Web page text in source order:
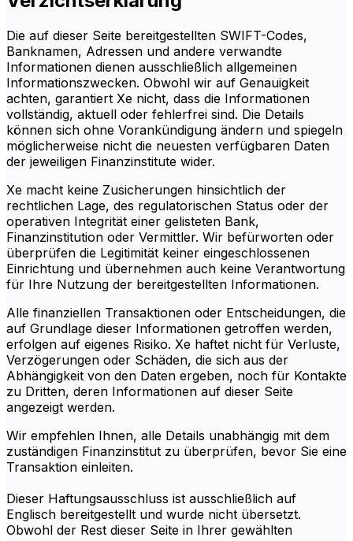
Die auf dieser Seite bereitgestellten SWIFT-Codes,
Banknamen, Adressen und andere verwandte
Informationen dienen ausschließlich allgemeinen
Informationszwecken. Obwohl wir auf Genauigkeit
achten, garantiert Xe nicht, dass die Informationen
vollständig, aktuell oder fehlerfrei sind. Die Details
können sich ohne Vorankündigung ändern und spiegeln
möglicherweise nicht die neuesten verfügbaren Daten
der jeweiligen Finanzinstitute wider.
Xe macht keine Zusicherungen hinsichtlich der
rechtlichen Lage, des regulatorischen Status oder der
operativen Integrität einer gelisteten Bank,
Finanzinstitution oder Vermittler. Wir befürworten oder
überprüfen die Legitimität keiner eingeschlossenen
Einrichtung und übernehmen auch keine Verantwortung
für Ihre Nutzung der bereitgestellten Informationen.
Alle finanziellen Transaktionen oder Entscheidungen, die
auf Grundlage dieser Informationen getroffen werden,
erfolgen auf eigenes Risiko. Xe haftet nicht für Verluste,
Verzögerungen oder Schäden, die sich aus der
Abhängigkeit von den Daten ergeben, noch für Kontakte
zu Dritten, deren Informationen auf dieser Seite
angezeigt werden.
Wir empfehlen Ihnen, alle Details unabhängig mit dem
zuständigen Finanzinstitut zu überprüfen, bevor Sie eine
Transaktion einleiten.
Dieser Haftungsausschluss ist ausschließlich auf
Englisch bereitgestellt und wurde nicht übersetzt.
Obwohl der Rest dieser Seite in Ihrer gewählten